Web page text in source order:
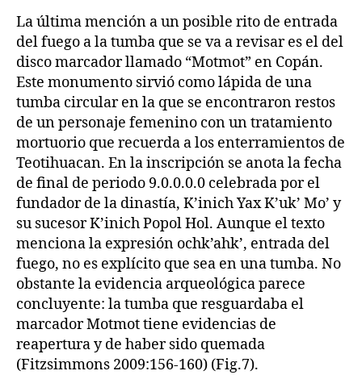
La última mención a un posible rito de entrada
del fuego a la tumba que se va a revisar es el del
disco marcador llamado “Motmot” en Copán.
Este monumento sirvió como lápida de una
tumba circular en la que se encontraron restos
de un personaje femenino con un tratamiento
mortuorio que recuerda a los enterramientos de
Teotihuacan. En la inscripción se anota la fecha
de final de periodo 9.0.0.0.0 celebrada por el
fundador de la dinastía, K’inich Yax K’uk’ Mo’ y
su sucesor K’inich Popol Hol. Aunque el texto
menciona la expresión ochk’ahk’, entrada del
fuego, no es explícito que sea en una tumba. No
obstante la evidencia arqueológica parece
concluyente: la tumba que resguardaba el
marcador Motmot tiene evidencias de
reapertura y de haber sido quemada
(Fitzsimmons 2009:156-160) (Fig.7).